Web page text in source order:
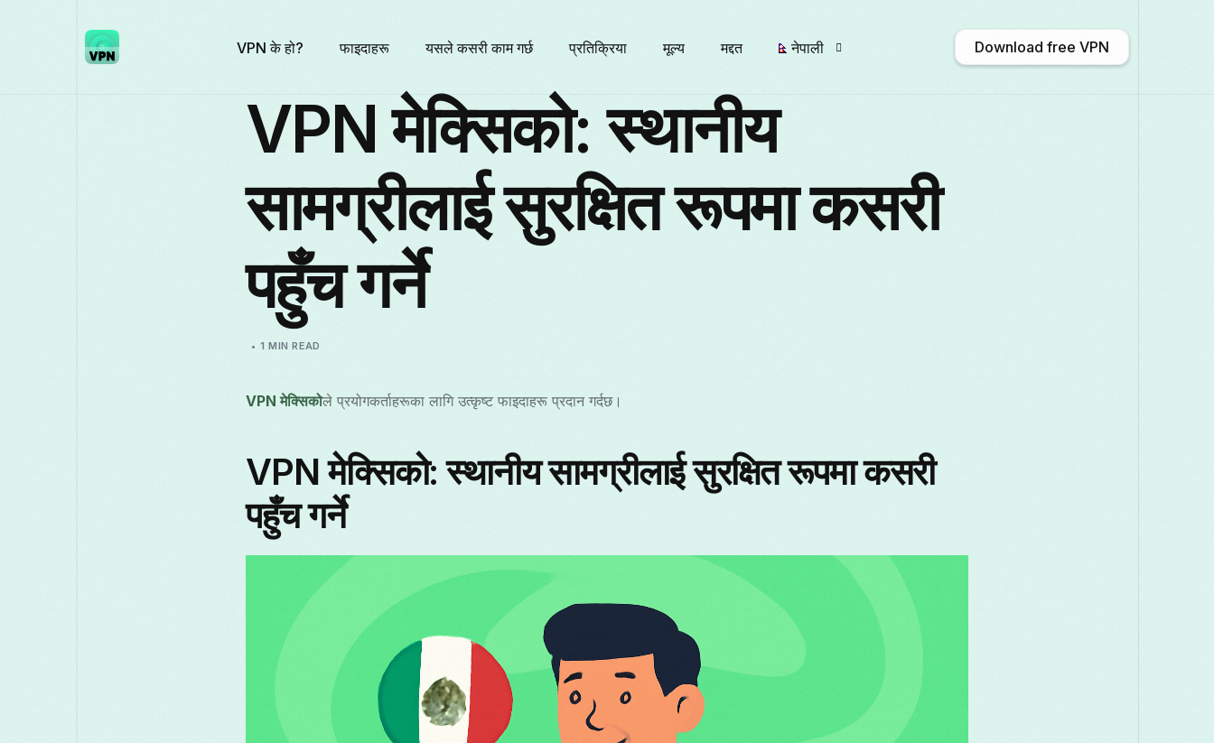
VPN के हो? फाइदाहरू यसले कसरी काम गर्छ प्रतिक्रिया मूल्य मद्दत नेपाली
Български
Română Русский
Download free VPN
VPN मेक्सिको: स्थानीय
सामग्रीलाई सुरक्षित रूपमा कसरी
पहुँच गर्ने
1 MIN READ
VPN मेक्सिकोले प्रयोगकर्ताहरूका लागि उत्कृष्ट फाइदाहरू प्रदान गर्दछ।
VPN मेक्सिको: स्थानीय सामग्रीलाई सुरक्षित रूपमा कसरी
पहुँच गर्ने